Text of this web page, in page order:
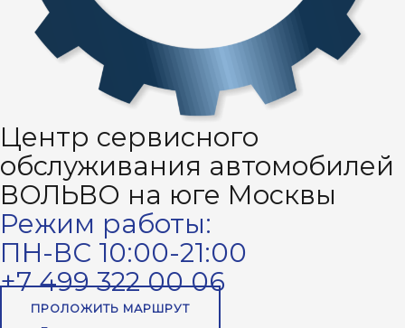
Центр сервисного
обслуживания автомобилей
ВОЛЬВО на юге Москвы
Режим работы:
ПН-ВС 10:00-21:00
+7 499 322 00 06
ПРОЛОЖИТЬ МАРШРУТ